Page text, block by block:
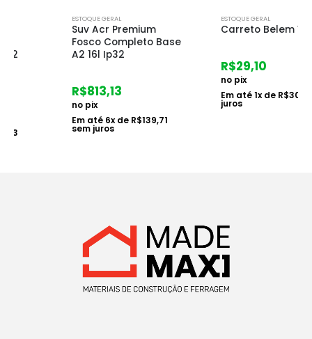
ESTOQUE GERAL
Suv Acr Premium
Fosco Completo Base
A2 16l Ip32
813,13
x deR$139,71
ESTOQUE GERAL
Carreto Belem Velho
x deR$30,00sem